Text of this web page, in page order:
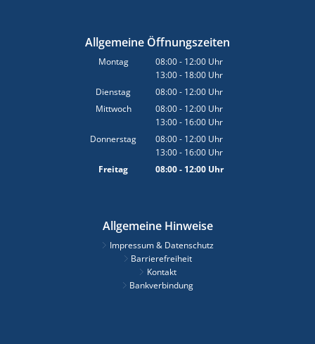
Allgemeine Öffnungszeiten
Montag 08:00- 12:00 Uhr
Von 08:00 bis 12:00 Uhr
13:00- 18:00 Uhr
Von 13:00 bis 18:00 Uhr
Dienstag 08:00- 12:00 Uhr
Von 08:00 bis 12:00 Uhr
Mittwoch 08:00- 12:00 Uhr
Von 08:00 bis 12:00 Uhr
13:00- 16:00 Uhr
Von 13:00 bis 16:00 Uhr
Donnerstag 08:00- 12:00 Uhr
Von 08:00 bis 12:00 Uhr
13:00- 16:00 Uhr
Von 13:00 bis 16:00 Uhr
Freitag 08:00- 12:00Uhr
Allgemeine Hinweise
Impressum & Datenschutz
Barrierefreiheit
Kontakt
Bankverbindung